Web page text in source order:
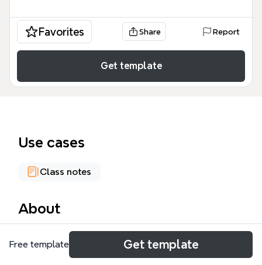
Favorites Share Report
Get template
Use cases
Class notes
About
Deze psychologie mind map, met 137 nodes, is
ontworpen voor studenten en docenten om de
Free template Get template